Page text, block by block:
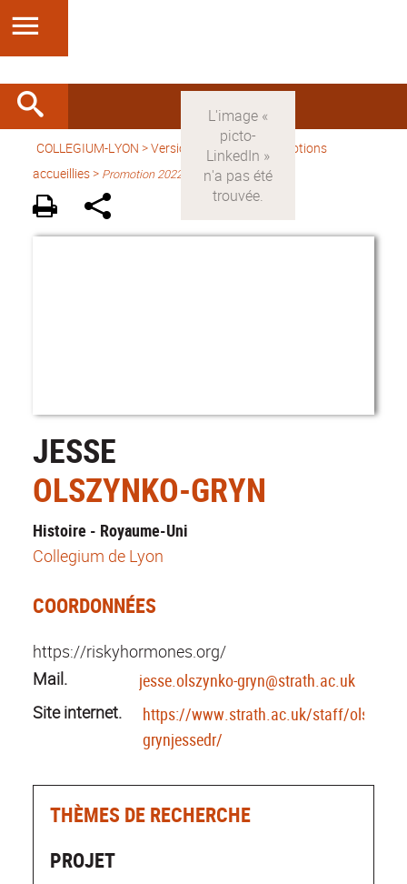
COLLEGIUM-LYON >Version française> Promotions
accueillies > Promotion 2022-2023
JESSE
OLSZYNKO-GRYN
Histoire - Royaume-Uni
Collegium de Lyon
COORDONNÉES
https://riskyhormones.org/
Mail.
jesse.olszynko-gryn@strath.ac.uk
Site internet.
https://www.strath.ac.uk/staff/
grynjessedr/
THÈMES DE RECHERCHE
PROJET